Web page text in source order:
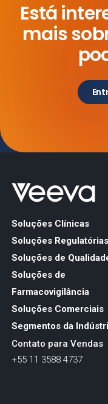
Está
mais
Soluções Clínicas
Soluções Regulatórias
Soluções de
Soluções de
Farmacovigilância
Soluções Comerciais
Segmentos da
Contato para Vendas
+55 11 3588 4737